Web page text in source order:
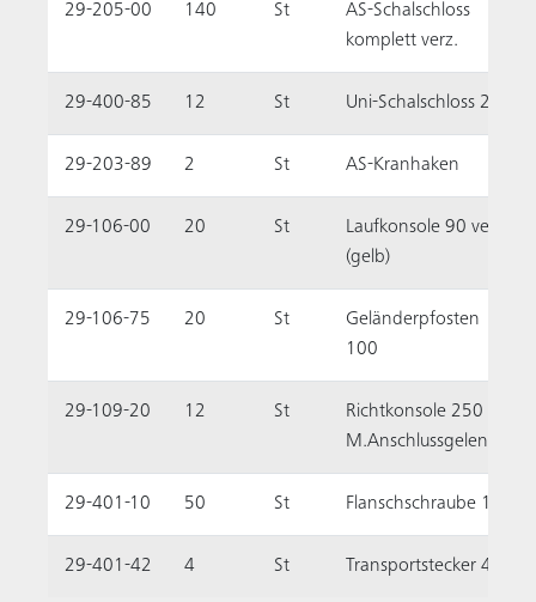
29-205-00 140 St
AS-Schalschloss
komplett verz.
29-400-85 12 St Uni-Schalschloss 22
29-203-89 2 St AS-Kranhaken
29-106-00 20 St
Laufkonsole 90 verz.
(gelb)
29-106-75 20 St
Geländerpfosten
100
29-109-20 12 St
Richtkonsole 250
M.Anschlussgelenk
29-401-10 50 St Flanschschraube 18
29-401-42 4 St Transportstecker 40